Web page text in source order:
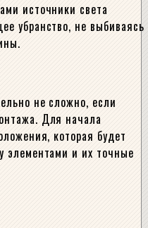
источники света
убранство, не выбиваясь
не сложно, если
Для начала
которая будет
элементами и их точные